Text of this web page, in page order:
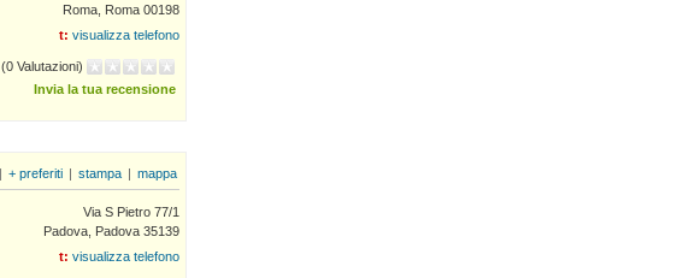
Roma, Roma 00198
t: visualizza telefono
(0 Valutazioni)
Invia la tua recensione
+ preferiti stampa mappa
Via S Pietro 77/1
Padova, Padova 35139
t: visualizza telefono